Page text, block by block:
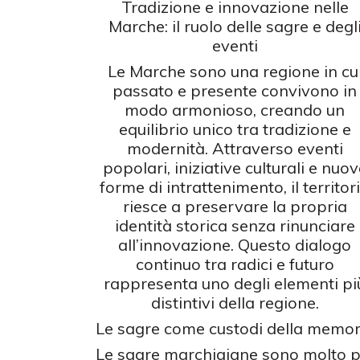
Tradizione e innovazione nelle
Marche: il ruolo delle sagre e degli
eventi
Le Marche sono una regione in
passato e presente convivono in
modo armonioso, creando un
equilibrio unico tra tradizione e
modernità. Attraverso eventi
popolari, iniziative culturali e
forme di intrattenimento, il
riesce a preservare la propria
identità storica senza rinunciare
all’innovazione. Questo dialogo
continuo tra radici e futuro
rappresenta uno degli elementi
distintivi della regione.
Le sagre come custodi della
Le sagre marchigiane sono molto